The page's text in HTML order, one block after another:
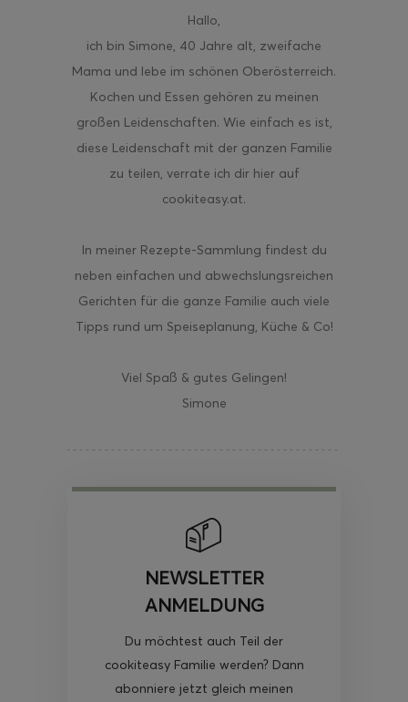
Hallo,
ich bin Simone, 40 Jahre alt, zweifache
Mama und lebe im schönen Oberösterreich.
Kochen und Essen gehören zu meinen
großen Leidenschaften. Wie einfach es ist,
diese Leidenschaft mit der ganzen Familie
zu teilen, verrate ich dir hier auf
cookiteasy.at.
In meiner Rezepte-Sammlung findest du
neben einfachen und abwechslungsreichen
Gerichten für die ganze Familie auch viele
Tipps rund um Speiseplanung, Küche & Co!
Viel Spaß & gutes Gelingen!
Simone
NEWSLETTER
ANMELDUNG
Du möchtest auch Teil der
cookiteasy Familie werden? Dann
abonniere jetzt gleich meinen